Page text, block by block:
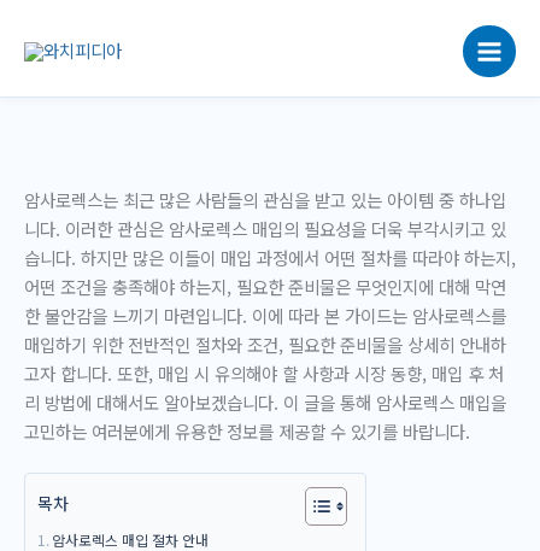
로
암사로렉스는 최근 많은 사람들의 관심을 받고 있는 아이템 중 하나입
니다. 이러한 관심은 암사로렉스 매입의 필요성을 더욱 부각시키고 있
습니다. 하지만 많은 이들이 매입 과정에서 어떤 절차를 따라야 하는지,
어떤 조건을 충족해야 하는지, 필요한 준비물은 무엇인지에 대해 막연
한 불안감을 느끼기 마련입니다. 이에 따라 본 가이드는 암사로렉스를
매입하기 위한 전반적인 절차와 조건, 필요한 준비물을 상세히 안내하
고자 합니다. 또한, 매입 시 유의해야 할 사항과 시장 동향, 매입 후 처
리 방법에 대해서도 알아보겠습니다. 이 글을 통해 암사로렉스 매입을
고민하는 여러분에게 유용한 정보를 제공할 수 있기를 바랍니다.
목차
암사로렉스 매입 절차 안내